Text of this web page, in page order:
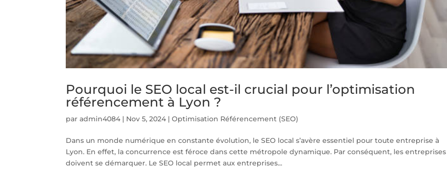
Pourquoi le SEO local est-il crucial pour l’optimisation
référencement à Lyon ?
paradmin4084 | Nov 5, 2024 |Optimisation Référencement (SEO)
Dans un monde numérique en constante évolution, le SEO local s’avère essentiel pour toute entreprise à
Lyon. En effet, la concurrence est féroce dans cette métropole dynamique. Par conséquent, les entreprises
doivent se démarquer. Le SEO local permet aux entreprises...